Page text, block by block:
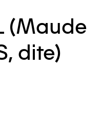
(Maude
dite)